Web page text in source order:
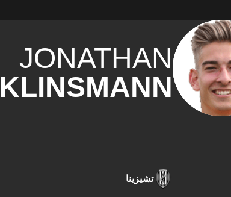
JONATHAN
KLINSMANN
تشيزينا